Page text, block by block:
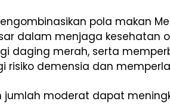
pola makan
dalam menjaga kesehatan
daging merah, serta
risiko demensia dan
jumlah moderat dapat